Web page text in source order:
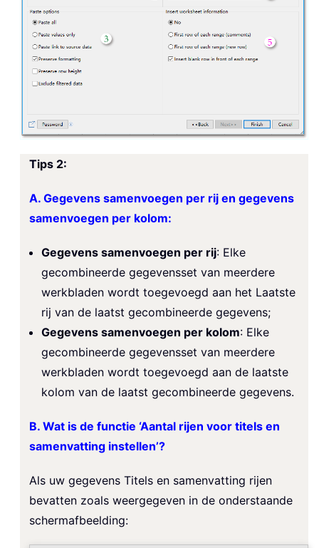
Tips 2:
A. Gegevens samenvoegen per rij en gegevens
samenvoegen per kolom:
Gegevens samenvoegen per rij: Elke
gecombineerde gegevensset van meerdere
werkbladen wordt toegevoegd aan het Laatste
rij van de laatst gecombineerde gegevens;
Gegevens samenvoegen per kolom: Elke
gecombineerde gegevensset van meerdere
werkbladen wordt toegevoegd aan de laatste
kolom van de laatst gecombineerde gegevens.
B. Wat is de functie ‘Aantal rijen voor titels en
samenvatting instellen’?
Als uw gegevens Titels en samenvatting rijen
bevatten zoals weergegeven in de onderstaande
schermafbeelding: